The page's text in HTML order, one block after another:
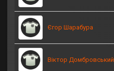
Єгор Шарабура
Віктор Домбровський